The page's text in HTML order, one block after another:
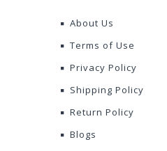
About Us
Terms of Use
Privacy Policy
Shipping Policy
Return Policy
Blogs